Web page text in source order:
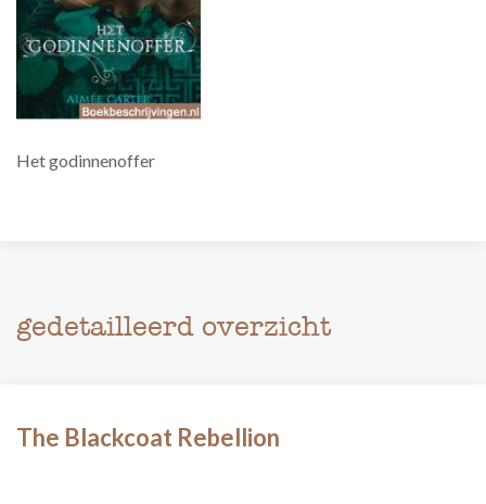
Het godinnenoffer
gedetailleerd overzicht
The Blackcoat Rebellion